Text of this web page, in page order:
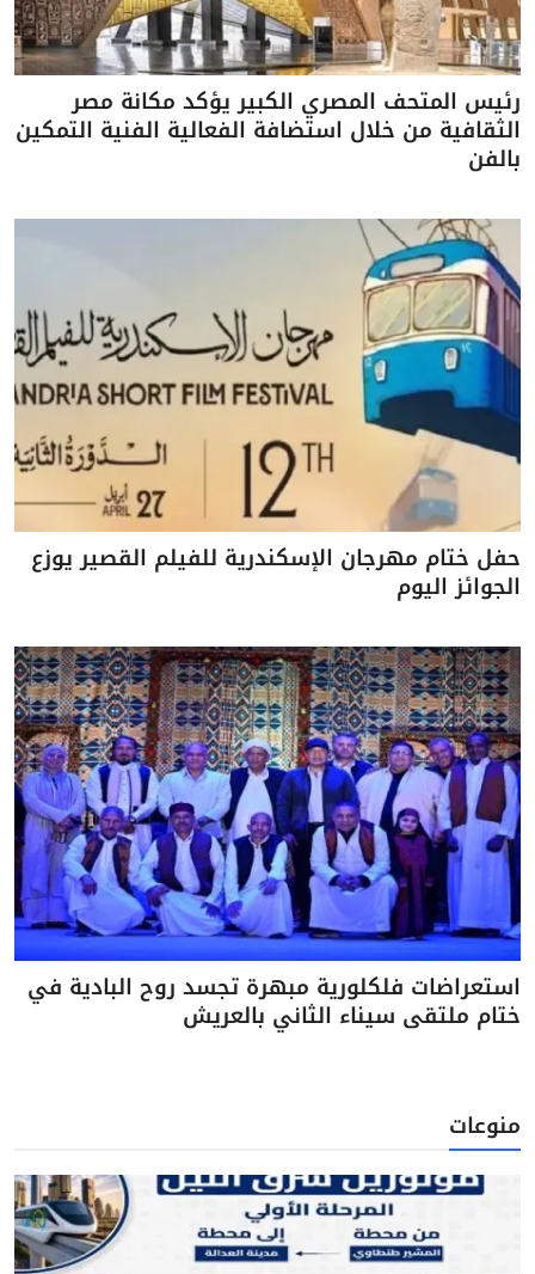
رئيس المتحف المصري الكبير يؤكد مكانة مصر
الثقافية من خلال استضافة الفعالية الفنية التمكين
بالفن
حفل ختام مهرجان الإسكندرية للفيلم القصير يوزع
الجوائز اليوم
استعراضات فلكلورية مبهرة تجسد روح البادية في
ختام ملتقى سيناء الثاني بالعريش
منوعات